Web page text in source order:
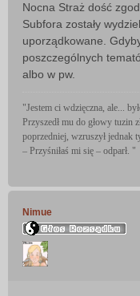
s
t
Nocna Straż dość
Subfora zostały
uporządkowane.
poszczególnych
albo w pw.
"Jestem ci wdzięczna, ale...
Przyszedł mu do głowy tuzin
poprzedniej, wzruszył jednak
– Przyśniłaś mi się – odparł. "
Nimue